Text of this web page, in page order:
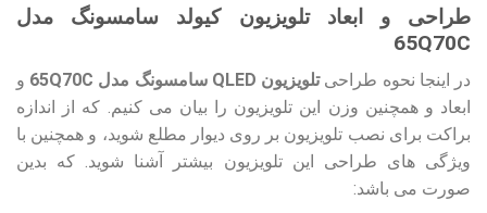
طراحی و ابعاد تلویزیون کیولد سامسونگ مدل
65Q70C
در اینجا نحوه طراحیتلویزیون QLED سامسونگ مدل 65Q70C
و
ابعاد و همچنین وزن این تلویزیون را بیان می کنیم. که از اندازه
براکت برای نصب تلویزیون بر روی دیوار مطلع شوید، و همچنین با
ویژگی های طراحی این تلویزیون بیشتر آشنا شوید. که بدین
صورت می باشد: